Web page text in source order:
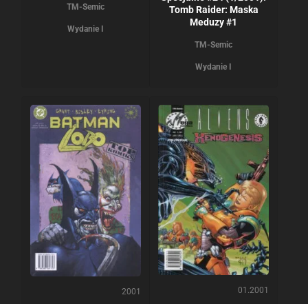
TM-Semic
Wydanie I
Tomb Raider: Maska
Meduzy #1
TM-Semic
Wydanie I
2001 01.2001